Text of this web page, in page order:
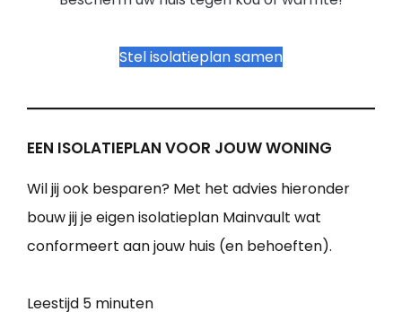
Stel isolatieplan samen
EEN ISOLATIEPLAN VOOR JOUW WONING
Wil jij ook besparen? Met het advies hieronder
bouw jij je eigen isolatieplan Mainvault wat
conformeert aan jouw huis (en behoeften).
Leestijd 5 minuten